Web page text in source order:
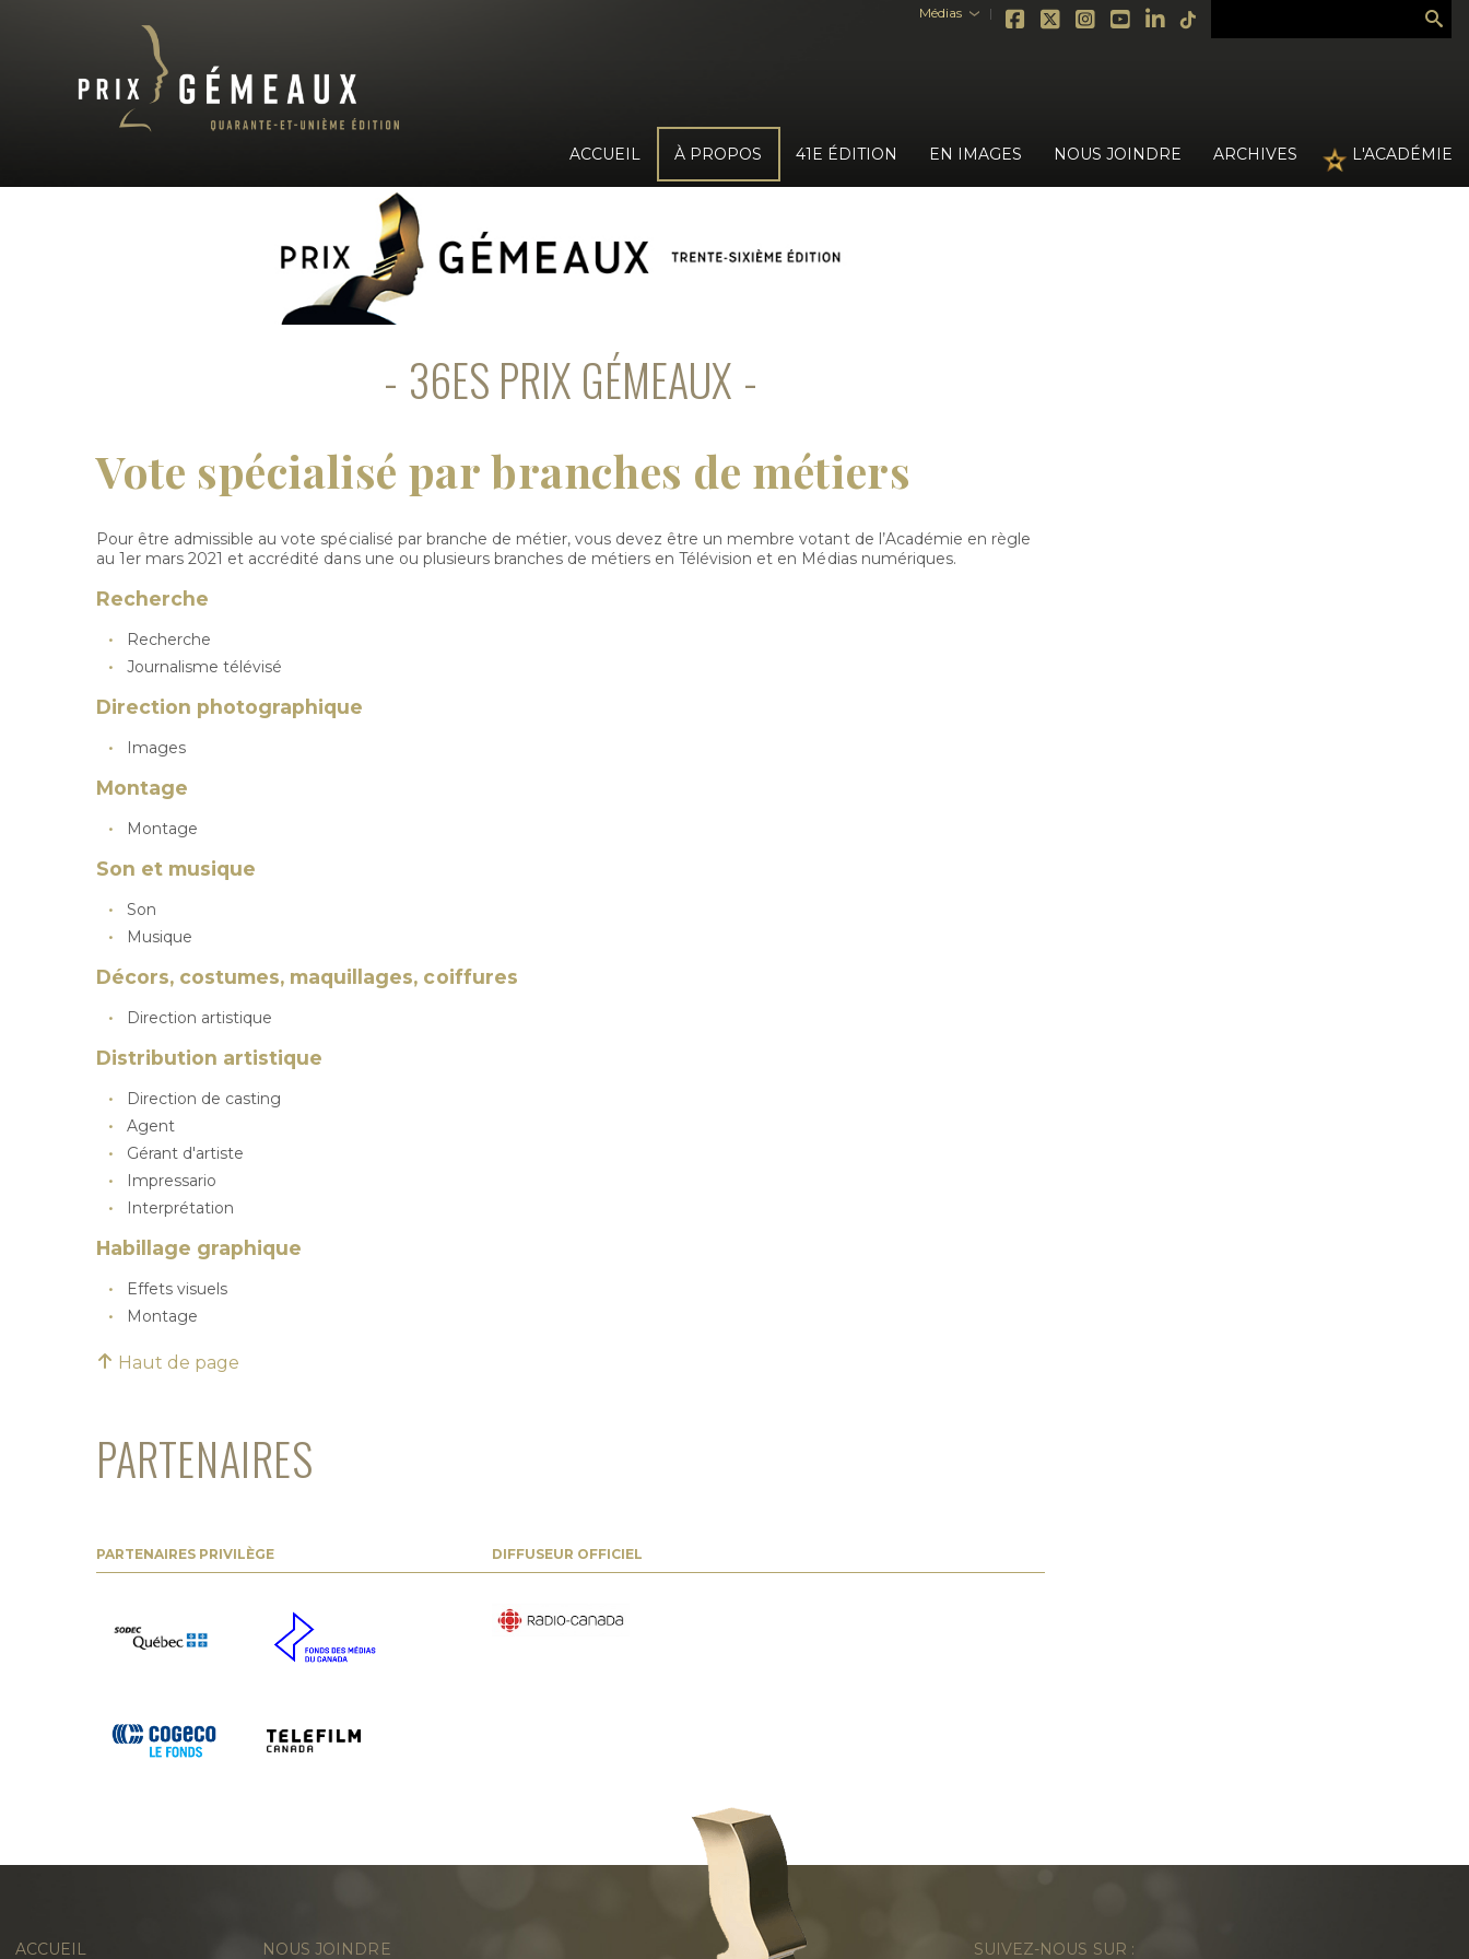
ACCUEIL À PROPOS 41E ÉDITION EN IMAGES NOUS JOINDRE ARCHIVES L'ACADÉMIE
Médias›
36ES PRIX GÉMEAUX
Vote spécialisé par branches de métiers
Pour être admissible au vote spécialisé par branche de métier, vous devez être un membre votant de l’Académie en règle
au 1er mars 2021 et accrédité dans une ou plusieurs branches de métiers en Télévision et en Médias numériques.
Recherche
Recherche
Journalisme télévisé
Direction photographique
Images
Montage
Montage
Son et musique
Son
Musique
Décors, costumes, maquillages, coiffures
Direction artistique
Distribution artistique
Direction de casting
Agent
Gérant d'artiste
Impressario
Interprétation
Habillage graphique
Effets visuels
Montage
Haut de page
PARTENAIRES
PARTENAIRES PRIVILÈGE DIFFUSEUR OFFICIEL
ACCUEIL NOUS JOINDRE SUIVEZ-NOUS SUR :